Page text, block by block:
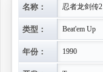
名称： 忍者龙剑传2
类型： Beat'em Up
年份： 1990